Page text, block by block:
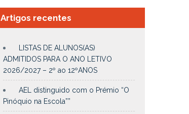
Artigos recentes
LISTAS DE ALUNOS(AS)
ADMITIDOS PARA O ANO LETIVO
2026/2027 – 2º ao 12ºANOS
AEL distinguido com o Prémio “O
Pinóquio na Escola””